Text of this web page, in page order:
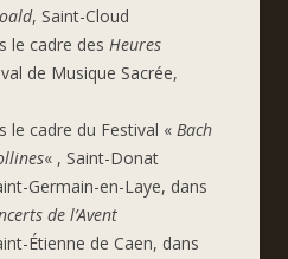
, Saint-Cloud
le cadre des Heures
de Musique Sacrée,
le cadre du Festival « Bach
« , Saint-Donat
Germain-en-Laye, dans
de l’Avent
Étienne de Caen, dans